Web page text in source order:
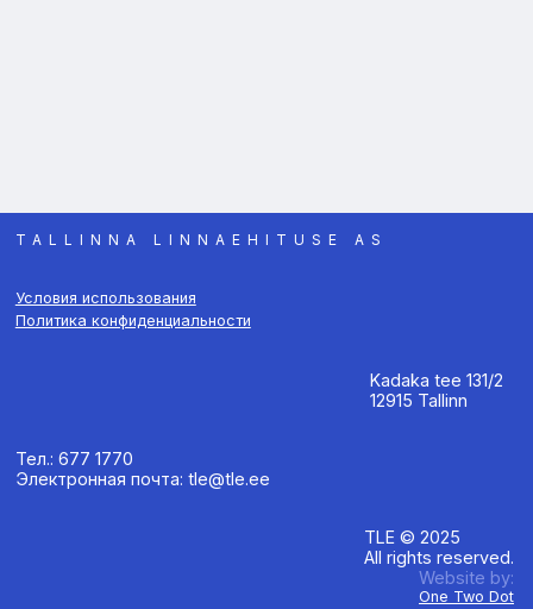
TALLINNA LINNAEHITUSE AS
Условия использования
Политика конфиденциальности
Kadaka tee 131/2
12915 Tallinn
Тел.: 677 1770
Электронная почта: tle@tle.ee
TLE © 2025
All rights reserved.
Website by:
One Two Dot